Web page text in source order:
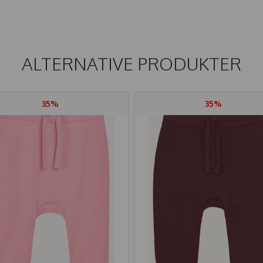
ALTERNATIVE PRODUKTER
35% 35%